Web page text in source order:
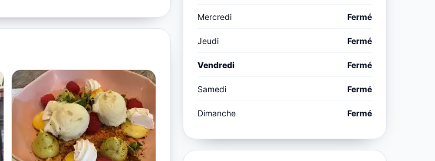
Mercredi Fermé
Jeudi Fermé
Vendredi Fermé
Samedi Fermé
Dimanche Fermé